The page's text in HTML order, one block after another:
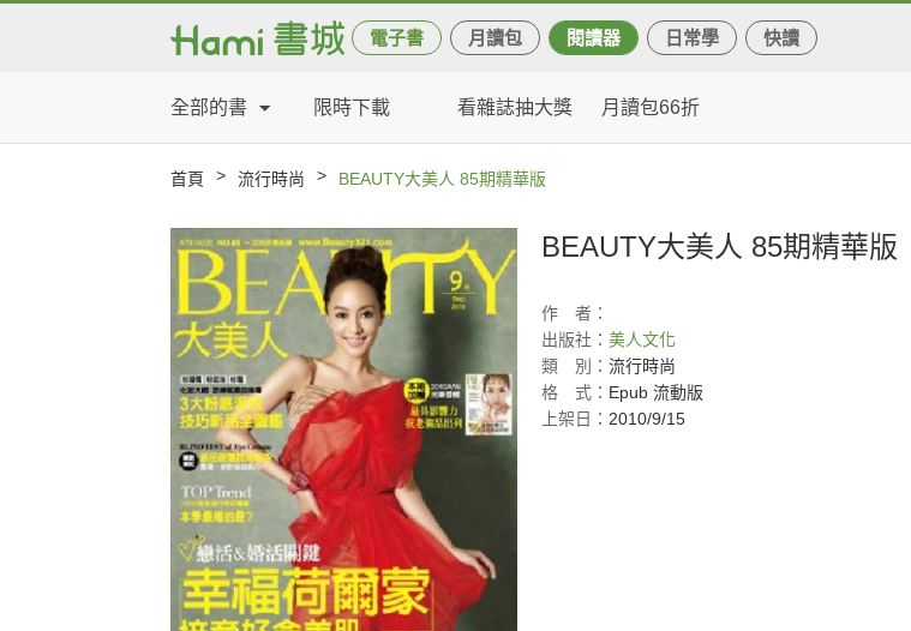
電子書 月讀包 閱讀器 日常學 快讀
全部的書 限時下載 看雜誌抽大獎 月讀包66折
首頁 > 流行時尚 > BEAUTY大美人 85期精華版
BEAUTY大美人 85期精華版
作
者：
出版社： 美人文化
類
別： 流行時尚
格
式： Epub 流動版
上架日： 2010/9/15